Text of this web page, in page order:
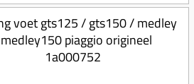
voet gts125 / gts150 / medley
piaggio origineel
1a000752